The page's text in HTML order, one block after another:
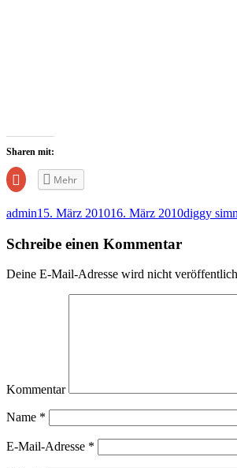
Sharen mit:
Zum
Teilen
anklicken
neuem
Fenster
Mehr
admin15. März 201016. März 2010diggy
Schreibe einen Kommentar
Deine E-Mail-Adresse wird nicht
Kommentar
Name *
E-Mail-Adresse *